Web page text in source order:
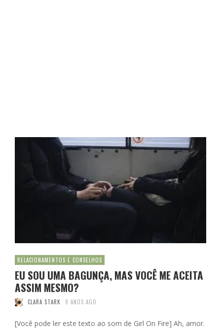
RELACIONAMENTOS E CONSELHOS
EU SOU UMA BAGUNÇA, MAS VOCÊ ME ACEITA
ASSIM MESMO?
CLARA STARK 9 ANOS AGO
[Você pode ler este texto ao som de Girl On Fire] Ah, amor.